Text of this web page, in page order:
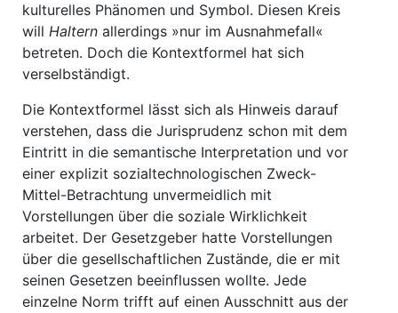
kulturelles Phänomen und Symbol. Diesen Kreis
will Haltern allerdings »nur im Ausnahmefall«
betreten. Doch die Kontextformel hat sich
verselbständigt.
Die Kontextformel lässt sich als Hinweis darauf
verstehen, dass die Jurisprudenz schon mit dem
Eintritt in die semantische Interpretation und vor
einer explizit sozialtechnologischen Zweck-
Mittel-Betrachtung unvermeidlich mit
Vorstellungen über die soziale Wirklichkeit
arbeitet. Der Gesetzgeber hatte Vorstellungen
über die gesellschaftlichen Zustände, die er mit
seinen Gesetzen beeinflussen wollte. Jede
einzelne Norm trifft auf einen Ausschnitt aus der